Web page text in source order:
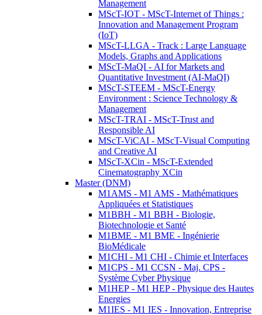
Management
MScT-IOT - MScT-Internet of Things :
Innovation and Management Program
(IoT)
MScT-LLGA - Track : Large Language
Models, Graphs and Applications
MScT-MaQI - AI for Markets and
Quantitative Investment (AI-MaQI)
MScT-STEEM - MScT-Energy
Environment : Science Technology &
Management
MScT-TRAI - MScT-Trust and
Responsible AI
MScT-ViCAI - MScT-Visual Computing
and Creative AI
MScT-XCin - MScT-Extended
Cinematography XCin
Master (DNM)
M1AMS - M1 AMS - Mathématiques
Appliquées et Statistiques
M1BBH - M1 BBH - Biologie,
Biotechnologie et Santé
M1BME - M1 BME - Ingénierie
BioMédicale
M1CHI - M1 CHI - Chimie et Interfaces
M1CPS - M1 CCSN - Maj. CPS -
Système Cyber Physique
M1HEP - M1 HEP - Physique des Hautes
Energies
M1IES - M1 IES - Innovation, Entreprise